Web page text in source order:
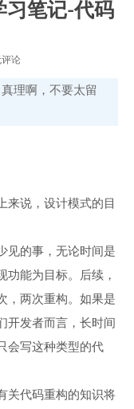
习笔记-代码
论
理啊，不要太留
来说，设计模式的目
见的事，无论时间是
能为目标。后续，
，两次重构。如果是
开发者而言，长时间
会写这种类型的代
关代码重构的知识将